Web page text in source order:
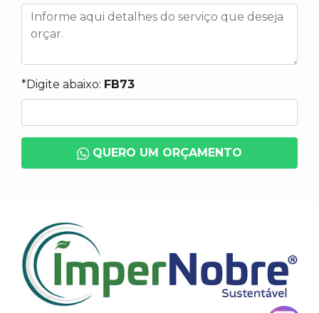
*Digite abaixo: FB73
QUERO UM ORÇAMENTO